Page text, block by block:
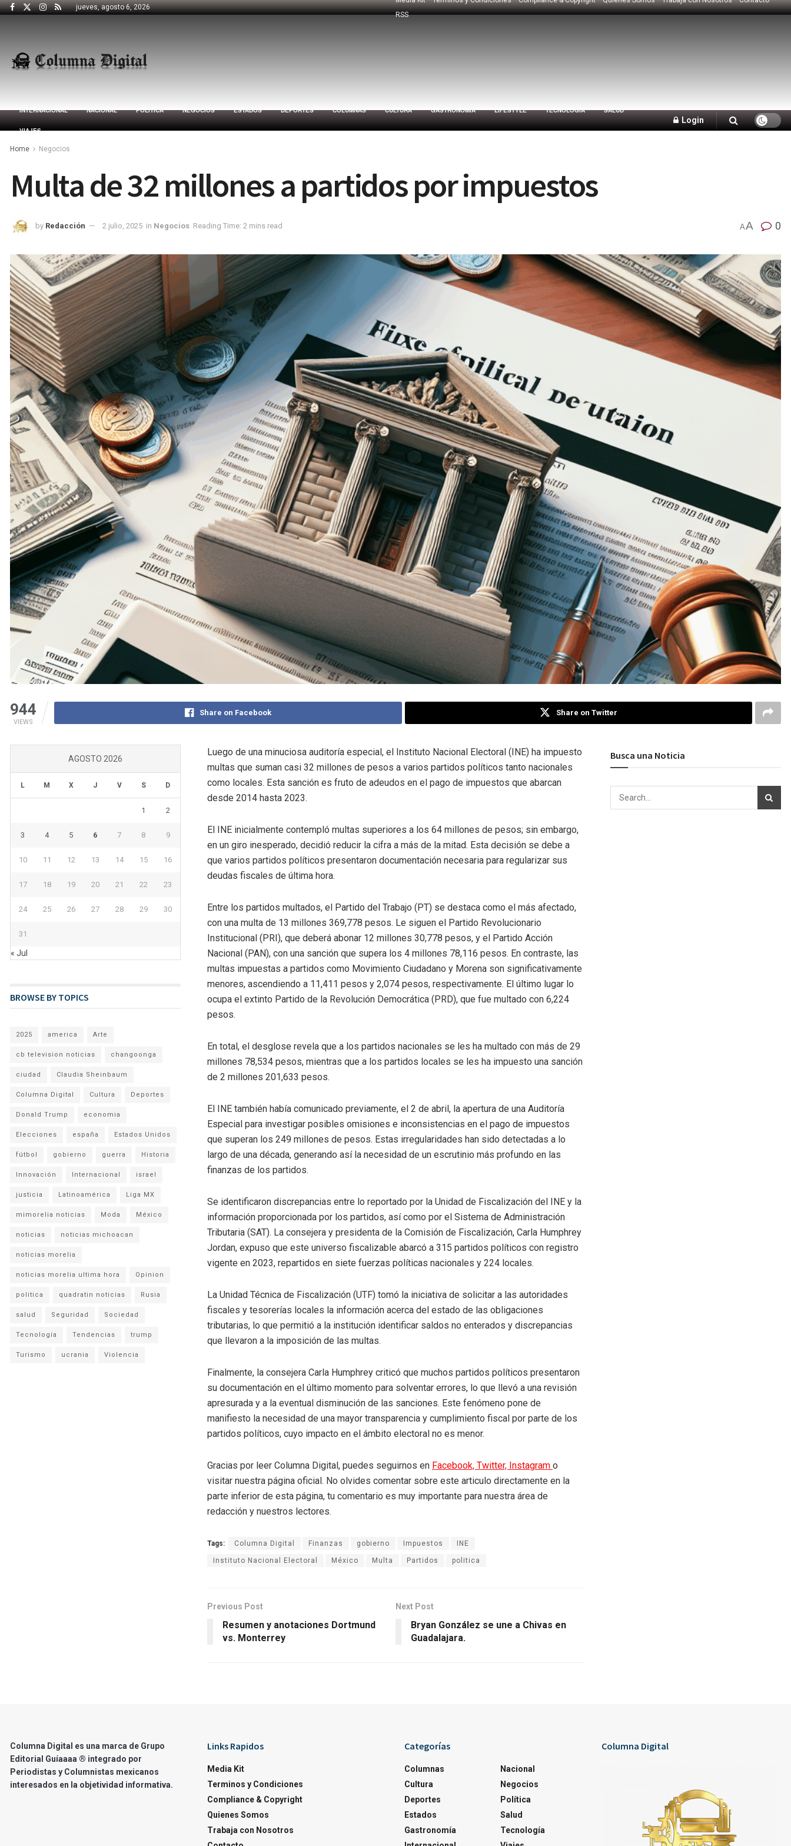
jueves, agosto 6, 2026
RSS
INTERNACIONAL NACIONAL POLÍTICA NEGOCIOS ESTADOS DEPORTES COLUMNAS CULTURA GASTRONOMÍA LIFESTYLE TECNOLOGÍA SALUD
VIAJES
Login
Home Negocios
Multa de 32 millones a partidos por impuestos
by Redacción 2 julio, 2025 in Negocios Reading Time: 2 mins read AA 0
944
VIEWS
Share on Facebook Share on Twitter
Luego de una minuciosa auditoría especial, el Instituto Nacional Electoral (INE) ha impuesto
multas que suman casi 32 millones de pesos a varios partidos políticos tanto nacionales
como locales. Esta sanción es fruto de adeudos en el pago de impuestos que abarcan
desde 2014 hasta 2023.
El INE inicialmente contempló multas superiores a los 64 millones de pesos; sin embargo,
en un giro inesperado, decidió reducir la cifra a más de la mitad. Esta decisión se debe a
que varios partidos políticos presentaron documentación necesaria para regularizar sus
deudas fiscales de última hora.
Entre los partidos multados, el Partido del Trabajo (PT) se destaca como el más afectado,
con una multa de 13 millones 369,778 pesos. Le siguen el Partido Revolucionario
Institucional (PRI), que deberá abonar 12 millones 30,778 pesos, y el Partido Acción
Nacional (PAN), con una sanción que supera los 4 millones 78,116 pesos. En contraste, las
multas impuestas a partidos como Movimiento Ciudadano y Morena son significativamente
menores, ascendiendo a 11,411 pesos y 2,074 pesos, respectivamente. El último lugar lo
ocupa el extinto Partido de la Revolución Democrática (PRD), que fue multado con 6,224
pesos.
En total, el desglose revela que a los partidos nacionales se les ha multado con más de 29
millones 78,534 pesos, mientras que a los partidos locales se les ha impuesto una sanción
de 2 millones 201,633 pesos.
El INE también había comunicado previamente, el 2 de abril, la apertura de una Auditoría
Especial para investigar posibles omisiones e inconsistencias en el pago de impuestos
que superan los 249 millones de pesos. Estas irregularidades han sido detectadas a lo
largo de una década, generando así la necesidad de un escrutinio más profundo en las
finanzas de los partidos.
Se identificaron discrepancias entre lo reportado por la Unidad de Fiscalización del INE y la
información proporcionada por los partidos, así como por el Sistema de Administración
Tributaria (SAT). La consejera y presidenta de la Comisión de Fiscalización, Carla Humphrey
Jordan, expuso que este universo fiscalizable abarcó a 315 partidos políticos con registro
vigente en 2023, repartidos en siete fuerzas políticas nacionales y 224 locales.
La Unidad Técnica de Fiscalización (UTF) tomó la iniciativa de solicitar a las autoridades
fiscales y tesorerías locales la información acerca del estado de las obligaciones
tributarias, lo que permitió a la institución identificar saldos no enterados y discrepancias
que llevaron a la imposición de las multas.
Finalmente, la consejera Carla Humphrey criticó que muchos partidos políticos presentaron
su documentación en el último momento para solventar errores, lo que llevó a una revisión
apresurada y a la eventual disminución de las sanciones. Este fenómeno pone de
manifiesto la necesidad de una mayor transparencia y cumplimiento fiscal por parte de los
partidos políticos, cuyo impacto en el ámbito electoral no es menor.
Gracias por leer Columna Digital, puedes seguirnos en Facebook, Twitter, Instagram o
visitar nuestra página oficial. No olvides comentar sobre este articulo directamente en la
parte inferior de esta página, tu comentario es muy importante para nuestra área de
redacción y nuestros lectores.
Tags: Columna Digital Finanzas gobierno Impuestos INE
Instituto Nacional Electoral México Multa Partidos politica
Previous Post
Resumen y anotaciones Dortmund
vs. Monterrey
Next Post
Bryan González se une a Chivas en
Guadalajara.
AGOSTO 2026
L M X J V S D
1 2
3 4 5 6 7 8 9
10 11 12 13 14 15 16
17 18 19 20 21 22 23
24 25 26 27 28 29 30
31
« Jul
BROWSE BY TOPICS
2025 america Arte
cb television noticias changoonga
ciudad Claudia Sheinbaum
Columna Digital Cultura Deportes
Donald Trump economia
Elecciones españa Estados Unidos
fútbol gobierno guerra Historia
Innovación Internacional israel
justicia Latinoamérica Liga MX
mimorelia noticias Moda México
noticias noticias michoacan
noticias morelia
noticias morelia ultima hora Opinion
politica quadratin noticias Rusia
salud Seguridad Sociedad
Tecnología Tendencias trump
Turismo ucrania Violencia
Busca una Noticia
Columna Digital es una marca de Grupo
Editorial Guíaaaa ® integrado por
Periodistas y Columnistas mexicanos
interesados en la objetividad informativa.
Links Rapidos
Media Kit
Terminos y Condiciones
Compliance & Copyright
Quienes Somos
Trabaja con Nosotros
Categorías
Columnas
Cultura
Deportes
Estados
Gastronomía
Nacional
Negocios
Política
Salud
Tecnología
Columna Digital